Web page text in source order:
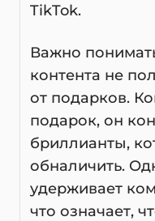
TikTok.
Важно
контента не
от подарков.
подарок, он
бриллианты,
обналичить.
удерживает
что означает,